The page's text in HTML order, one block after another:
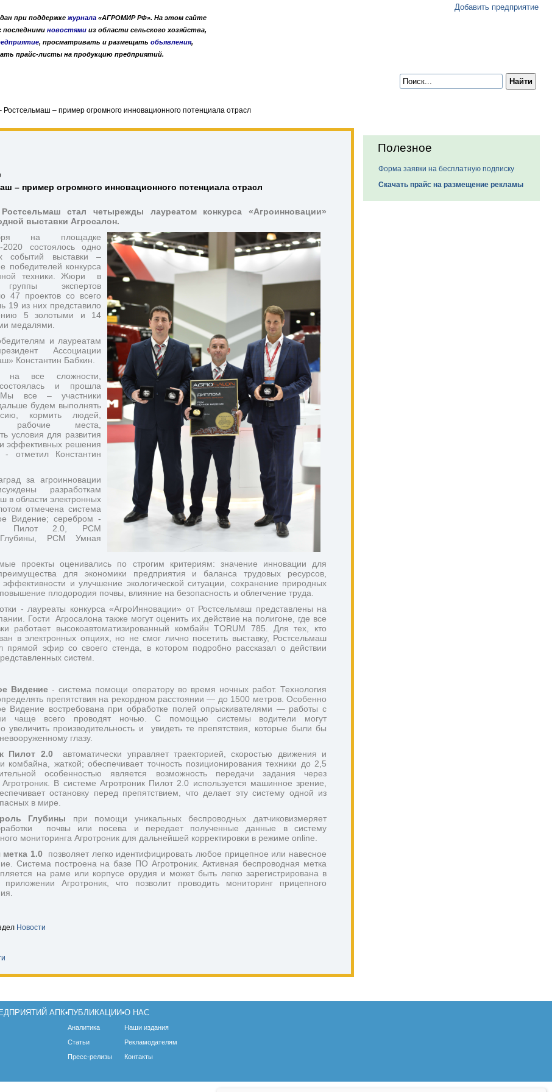
Добавить предприятие
при поддержке журнала «АГРОМИР РФ». На этом сайте
последними новостями из области сельского хозяйства,
, просматривать и размещать объявления,
прайс-листы на продукцию предприятий.
Ростсельмаш – пример огромного инновационного потенциала отрасл
– пример огромного инновационного потенциала отрасл
стал четырежды лауреатом конкурса «Агроинновации»
выставки Агросалон.
на площадке
2020 состоялось одно
событий выставки –
победителей конкурса
техники. Жюри  в
экспертов
47 проектов со всего
19 из них представило
5 золотыми и 14
медалями.
и лауреатам
Ассоциации
Константин Бабкин.
на все сложности,
и прошла
все – участники
будем выполнять
кормить людей,
рабочие места,
условия для развития
эффективных решения
отметил Константин
за агроинновации
разработкам
в области электронных
отмечена система
Видение; серебром -
Пилот 2.0, РСМ
Глубины, РСМ Умная
проекты оценивались по строгим критериям: значение инновации для
для экономики предприятия и баланса трудовых ресурсов,
и улучшение экологической ситуации, сохранение природных
плодородия почвы, влияние на безопасность и облегчение труда.
- лауреаты конкурса «АгроИнновации» от Ростсельмаш представлены на
Гости  Агросалона также могут оценить их действие на полигоне, где все
работает высокоавтоматизированный комбайн TORUM 785. Для тех, кто
в электронных опциях, но не смог лично посетить выставку, Ростсельмаш
прямой эфир со своего стенда, в котором подробно рассказал о действии
систем.
Видение - система помощи оператору во время ночных работ. Технология
препятствия на рекордном расстоянии — до 1500 метров. Особенно
Видение востребована при обработке полей опрыскивателями — работы с
чаще всего проводят ночью. С помощью системы водители могут
увеличить производительность и  увидеть те препятствия, которые были бы
глазу.
Пилот 2.0
автоматически управляет траекторией, скоростью движения и
комбайна, жаткой; обеспечивает точность позиционирования техники до 2,5
особенностью является возможность передачи задания через
В системе Агротроник Пилот 2.0 используется машинное зрение,
остановку перед препятствием, что делает эту систему одной из
в мире.
Глубины при помощи уникальных беспроводных датчиковизмеряет
почвы или посева и передает полученные данные в систему
мониторинга Агротроник для дальнейшей корректировки в режиме online.
1.0
позволяет легко идентифицировать любое прицепное или навесное
Система построена на базе ПО Агротроник. Активная беспроводная метка
на раме или корпусе орудия и может быть легко зарегистрирована в
Агротроник, что позволит проводить мониторинг прицепного
Новости
Полезное
Форма заявки на бесплатную подписку
Скачать прайс на размещение рекламы
АПК•ПУБЛИКАЦИИ
Аналитика
Статьи
Пресс-релизы
•О НАС
Наши издания
Рекламодателям
Контакты